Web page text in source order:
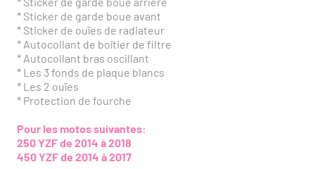
* Sticker de garde boue avant
* Sticker de ouïes de radiateur
* Autocollant de boîtier de filtre
* Autocollant bras oscillant
* Les 3 fonds de plaque blancs
* Les 2 ouïes
* Protection de fourche
Pour les motos suivantes:
250 YZF de 2014 à 2018
450 YZF de 2014 à 2017